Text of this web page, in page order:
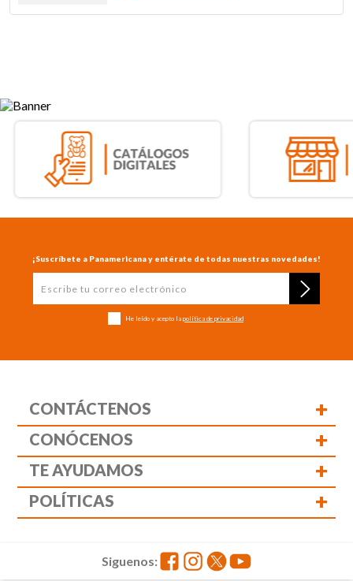
¡Suscríbete a Panamericana y entérate de todas nuestras novedades!
He leído y acepto la política de privacidad
CONTÁCTENOS +
CONÓCENOS +
TE AYUDAMOS +
POLÍTICAS +
Siguenos: